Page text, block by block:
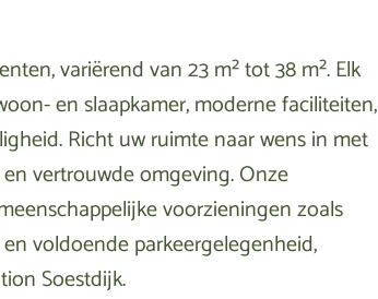
variërend van 23 m² tot 38 m². Elk
en slaapkamer, moderne faciliteiten,
Richt uw ruimte naar wens in met
vertrouwde omgeving. Onze
voorzieningen zoals
voldoende parkeergelegenheid,
Soestdijk.